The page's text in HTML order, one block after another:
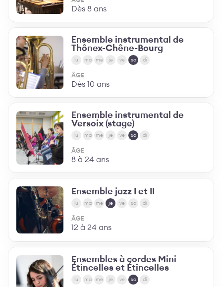
Dès 8 ans
Ensemble instrumental de
Thônex-Chêne-Bourg
lu ma me je ve sa di
ÂGE
Dès 10 ans
Ensemble instrumental de
Versoix (stage)
lu ma me je ve sa di
ÂGE
8 à 24 ans
Ensemble jazz I et II
lu ma me je ve sa di
ÂGE
12 à 24 ans
Ensembles à cordes Mini
Étincelles et Étincelles
lu ma me je ve sa di